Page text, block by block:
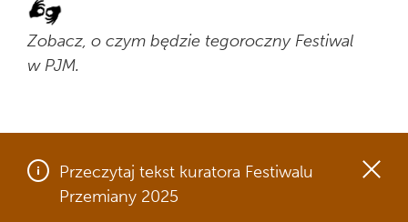
Zobacz, o czym będzie tegoroczny Festiwal
w PJM.
Przeczytaj tekst kuratora Festiwalu
Przemiany 2025